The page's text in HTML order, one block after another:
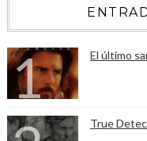
El último
True